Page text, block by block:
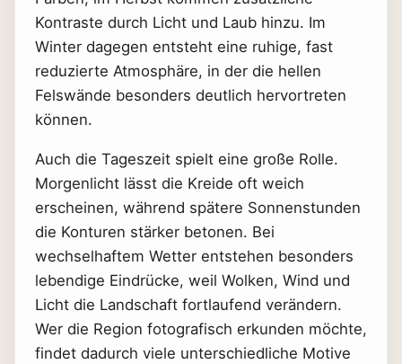
Kontraste durch Licht und Laub hinzu. Im
Winter dagegen entsteht eine ruhige, fast
reduzierte Atmosphäre, in der die hellen
Felswände besonders deutlich hervortreten
können.
Auch die Tageszeit spielt eine große Rolle.
Morgenlicht lässt die Kreide oft weich
erscheinen, während spätere Sonnenstunden
die Konturen stärker betonen. Bei
wechselhaftem Wetter entstehen besonders
lebendige Eindrücke, weil Wolken, Wind und
Licht die Landschaft fortlaufend verändern.
Wer die Region fotografisch erkunden möchte,
findet dadurch viele unterschiedliche Motive